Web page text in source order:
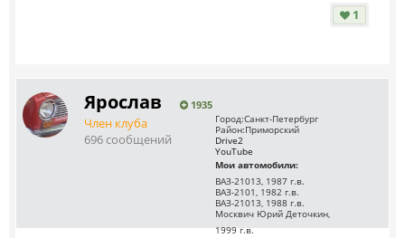
1
Ярослав 1935
Член клуба
696 сообщений
Город:Санкт-Петербург
Район:Приморский
Drive2
YouTube
Мои автомобили:
ВАЗ-21013, 1987 г.в.
ВАЗ-2101, 1982 г.в.
ВАЗ-21013, 1988 г.в.
Москвич Юрий Деточкин,
1999 г.в.